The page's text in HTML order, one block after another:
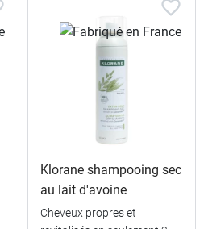
Klorane shampooing sec
au lait d'avoine
Cheveux propres et